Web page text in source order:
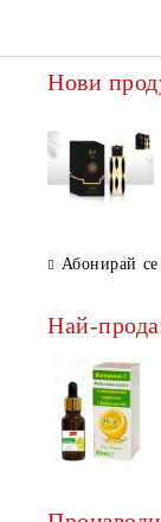
Нови
Абонирай се
Най-